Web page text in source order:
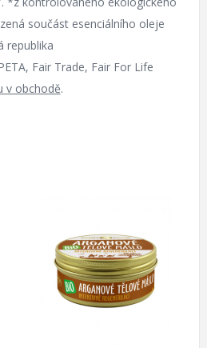
součást esenciálního oleje
republika
Fair Trade, Fair For Life
v obchodě.